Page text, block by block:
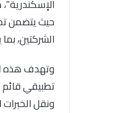
حيث يتضمن
الشركتين،
تطبيقي
ونقل